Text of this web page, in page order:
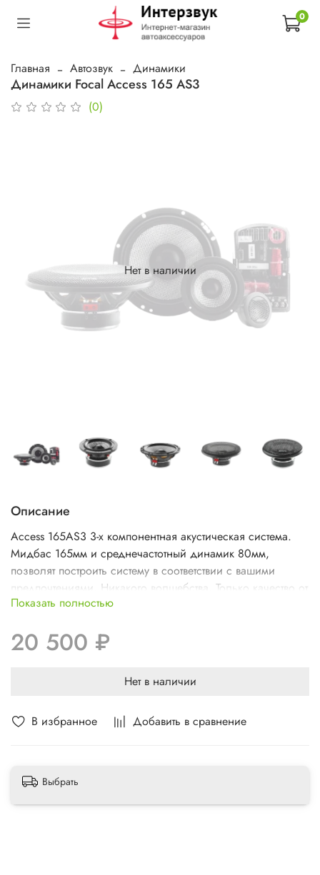
0
Главная Автозвук Динамики
Динамики Focal Access 165 AS3
(0)
В избранное Добавить в сравнение
Нет в наличии
Описание
Access 165AS3 3-х компонентная акустическая система.
Мидбас 165мм и среднечастотный динамик 80мм,
позволят построить систему в соответствии с вашими
предпочтениями. Никакого волшебства. Только качество от
Focal ! Focal уделяет повышенное внимание надежности
новые музыкальные ощущения и войдите в мир
качественного звука с помощью этой акустики. Эта модель
является бестселлером с мировой репутацией.
Показать полностью
20 500 ₽
Нет в наличии
Выбрать